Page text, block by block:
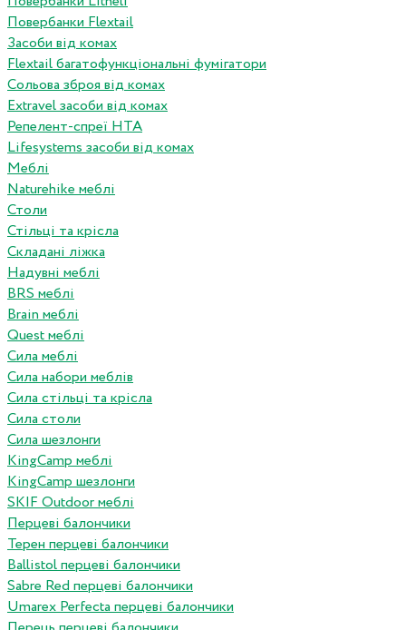
Повербанки Flextail
Засоби від комах
Flextail багатофункціональні фумігатори
Сольова зброя від комах
Extravel засоби від комах
Репелент-спреї HTA
Lifesystems засоби від комах
Меблі
Naturehike меблі
Столи
Стільці та крісла
Складані ліжка
Надувні меблі
BRS меблі
Brain меблі
Quest меблі
Сила меблі
Сила набори меблів
Сила стільці та крісла
Сила столи
Сила шезлонги
KingCamp меблі
KingCamp шезлонги
SKIF Outdoor меблі
Перцеві балончики
Терен перцеві балончики
Ballistol перцеві балончики
Sabre Red перцеві балончики
Umarex Perfecta перцеві балончики